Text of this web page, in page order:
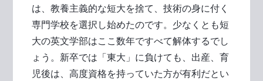
は、教養主義的な短大を捨て、技術の身に付く
専門学校を選択し始めたのです。少なくとも短
大の英文学部はここ数年ですべて解体するでし
ょう。新卒では「東大」に負けても、出産、育
児後は、高度資格を持っていた方が有利だとい